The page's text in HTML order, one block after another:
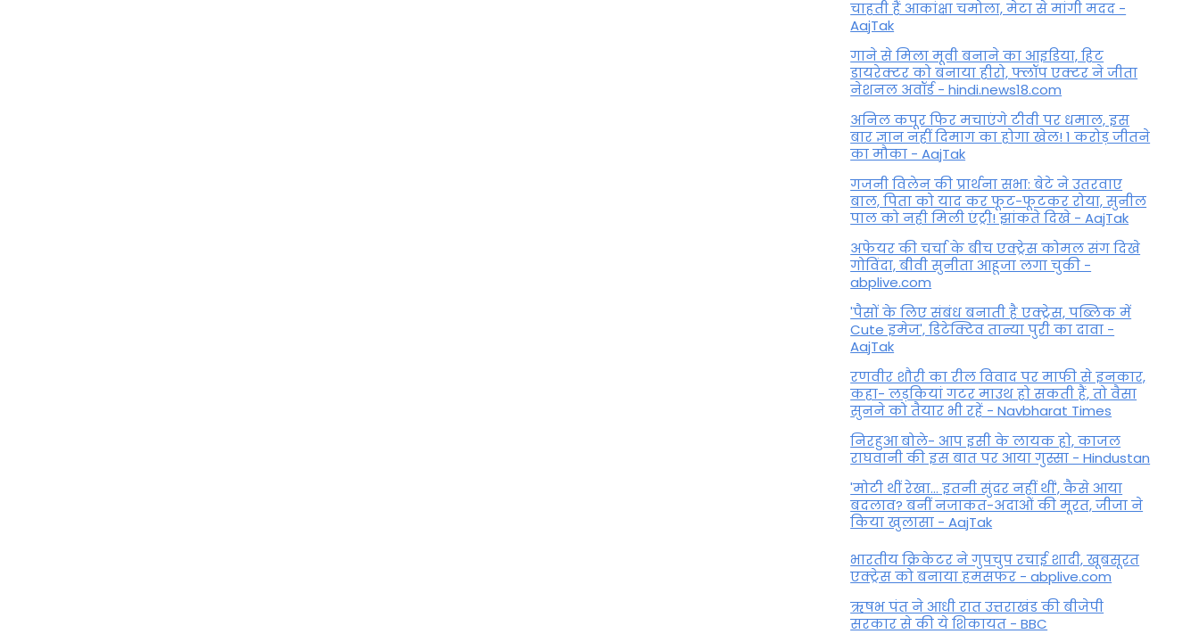
चाहती हैं आकांक्षा चमोला, मेटा से मांगी मदद -
AajTak
गाने से मिला मूवी बनाने का आइडिया, हिट
डायरेक्टर को बनाया हीरो, फ्लॉप एक्टर ने जीता
नेशनल अवॉर्ड - hindi.news18.com
अनिल कपूर फिर मचाएंगे टीवी पर धमाल, इस
बार ज्ञान नहीं दिमाग का होगा खेल! 1 करोड़ जीतने
का मौका - AajTak
गजनी विलेन की प्रार्थना सभा: बेटे ने उतरवाए
बाल, पिता को याद कर फूट-फूटकर रोया, सुनील
पाल को नही मिली एंट्री! झांकते दिखे - AajTak
अफेयर की चर्चा के बीच एक्ट्रेस कोमल संग दिखे
गोविंदा, बीवी सुनीता आहूजा लगा चुकी -
abplive.com
'पैसों के लिए संबंध बनाती है एक्ट्रेस, पब्लिक में
Cute इमेज', डिटेक्टिव तान्या पुरी का दावा -
AajTak
रणवीर शौरी का रील विवाद पर माफी से इनकार,
कहा- लड़कियां गटर माउथ हो सकती हैं, तो वैसा
सुनने को तैयार भी रहें - Navbharat Times
निरहुआ बोले- आप इसी के लायक हो, काजल
राघवानी की इस बात पर आया गुस्सा - Hindustan
'मोटी थीं रेखा... इतनी सुंदर नहीं थीं', कैसे आया
बदलाव? बनीं नजाकत-अदाओं की मूरत, जीजा ने
किया खुलासा - AajTak
भारतीय क्रिकेटर ने गुपचुप रचाई शादी, खूबसूरत
एक्ट्रेस को बनाया हमसफर - abplive.com
ऋषभ पंत ने आधी रात उत्तराखंड की बीजेपी
सरकार से की ये शिकायत - BBC